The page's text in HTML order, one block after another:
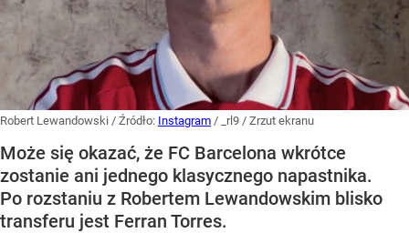
Robert Lewandowski / Źródło: Instagram / _rl9 / Zrzut ekranu
Może się okazać, że FC Barcelona wkrótce
zostanie ani jednego klasycznego napastnika.
Po rozstaniu z Robertem Lewandowskim blisko
transferu jest Ferran Torres.